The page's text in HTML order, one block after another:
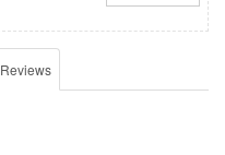
Reviews